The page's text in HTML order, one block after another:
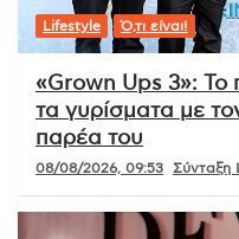
Lifestyle Ό,τι είναι!
«Grown Ups 3»: Το
τα γυρίσματα με
παρέα του
08/08/2026, 09:53 Σύνταξη